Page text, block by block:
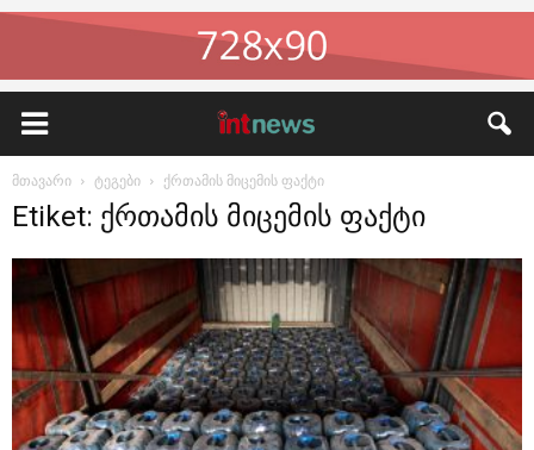
მთავარი ტეგები ქრთამის მიცემის ფაქტი
Etiket: ქრთამის მიცემის ფაქტი